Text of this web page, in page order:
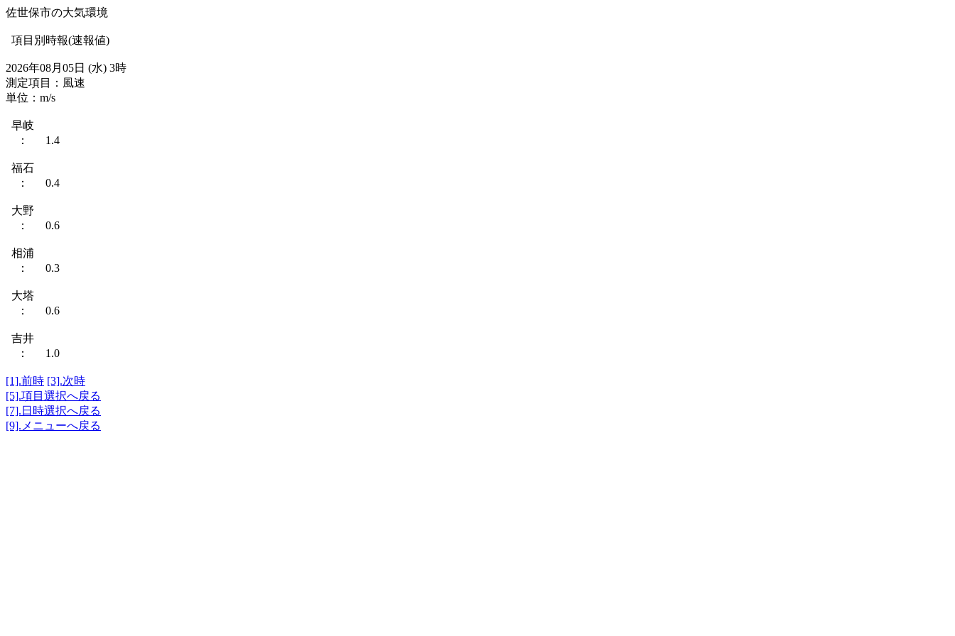
佐世保市の大気環境
項目別時報(速報値)
2026年08月05日 (水) 3時
測定項目：風速
単位：m/s
早岐
： 1.4
福石
： 0.4
大野
： 0.6
相浦
： 0.3
大塔
： 0.6
吉井
： 1.0
[1].前時 [3].次時
[5].項目選択へ戻る
[7].日時選択へ戻る
[9].メニューへ戻る